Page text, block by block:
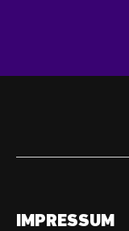
IMPRESSUM